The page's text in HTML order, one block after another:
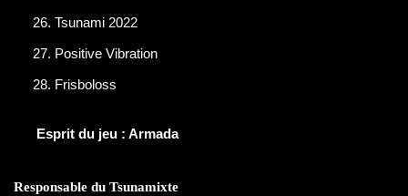
Tsunami 2022
Positive Vibration
Frisboloss
Esprit du jeu : Armada
Responsable du Tsunamixte